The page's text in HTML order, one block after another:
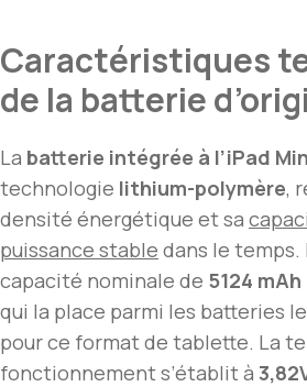
Caractéristiques
de la batterie
La batterie intégrée à l’iPad
technologie lithium-polymère,
densité énergétique et sa
puissance stable dans le
capacité nominale de 5124 mAh
qui la place parmi les batteries
pour ce format de tablette. La
fonctionnement s’établit à